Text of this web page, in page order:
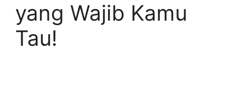
yang Wajib Kamu
Tau!